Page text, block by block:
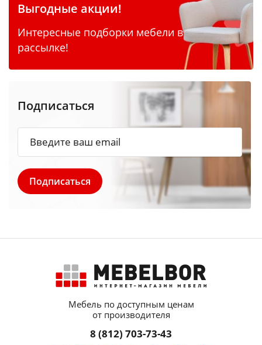
Выгодные акции!
Интересные подборки мебели в
рассылке!
Подписаться
Мебель по доступным ценам
от производителя
8 (812) 703-73-43